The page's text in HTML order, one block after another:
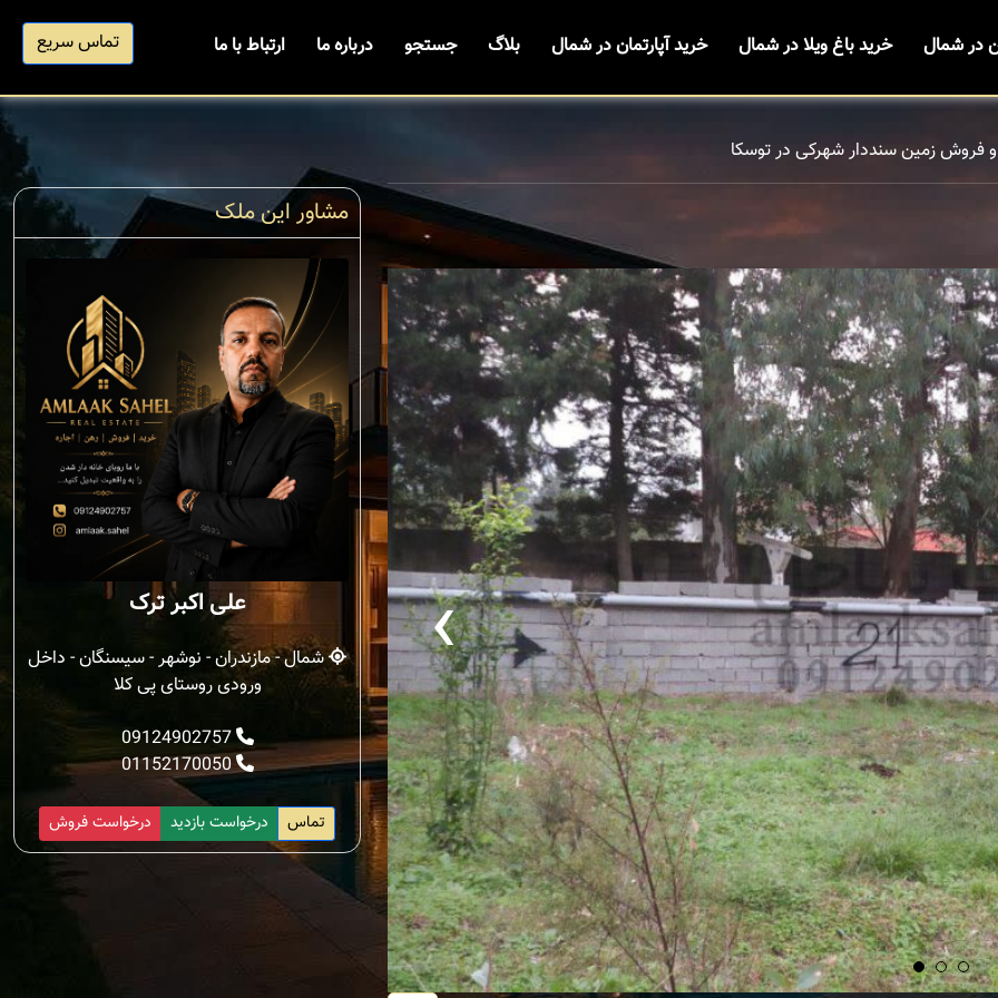
در شمال خرید باغ ویلا در شمال خرید آپارتمان در شمال بلاگ جستجو درباره ما ارتباط با ما تماس سریع
فروش زمین سنددار شهرکی در توسکا
‹
مشاور این ملک
علی اکبر ترک
شمال - مازندران - نوشهر - سیسنگان - داخل
ورودی روستای پی کلا
09124902757
01152170050
درخواست فروش درخواست بازدید تماس